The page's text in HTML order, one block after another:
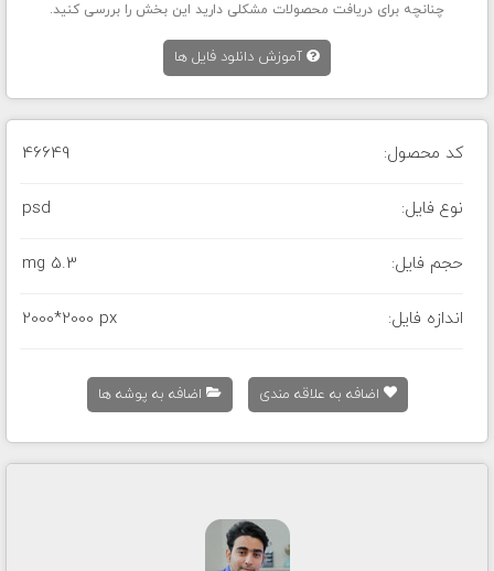
چنانچه برای دریافت محصولات مشکلی دارید این بخش را بررسی کنید.
آموزش دانلود فایل ها
کد محصول: 46649
نوع فایل: psd
حجم فایل: 5.3 mg
اندازه فایل: 2000*2000 px
اضافه به علاقه مندی اضافه به پوشه ها